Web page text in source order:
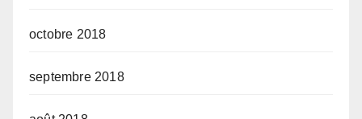
octobre 2018
septembre 2018